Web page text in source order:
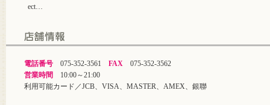
ect…
電話番号 075-352-3561 FAX 075-352-3562
営業時間 10:00～21:00
利用可能カード／JCB、VISA、MASTER、AMEX、銀聯